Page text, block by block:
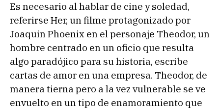
Es necesario al hablar de cine y soledad,
referirse Her, un filme protagonizado por
Joaquin Phoenix en el personaje Theodor, un
hombre centrado en un oficio que resulta
algo paradójico para su historia, escribe
cartas de amor en una empresa. Theodor, de
manera tierna pero a la vez vulnerable se ve
envuelto en un tipo de enamoramiento que